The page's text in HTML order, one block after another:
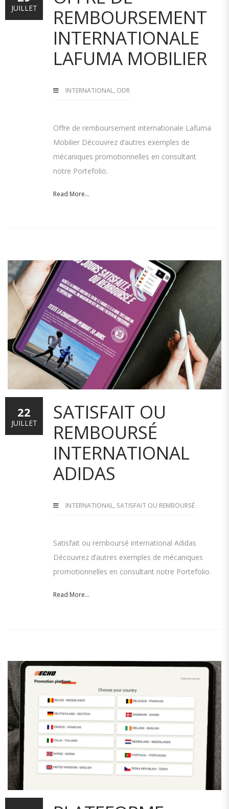
REMBOURSEMENT
INTERNATIONALE
LAFUMA MOBILIER
INTERNATIONAL, ODR
Offre de remboursement internationale Lafuma
Mobilier Découvrez d’autres exemples de
mécaniques promotionnelles en consultant
notre Portefolio.
Read More...
JUILLET
SATISFAIT OU
REMBOURSÉ
INTERNATIONAL
ADIDAS
INTERNATIONAL, SATISFAIT OU REMBOURSÉ
Satisfait ou remboursé international Adidas
Découvrez d’autres exemples de mécaniques
promotionnelles en consultant notre Portefolio.
Read More...
22
JUILLET